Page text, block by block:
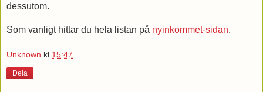
dessutom.
Som vanligt hittar du hela listan på nyinkommet-sidan.
Unknown kl 15:47
Dela